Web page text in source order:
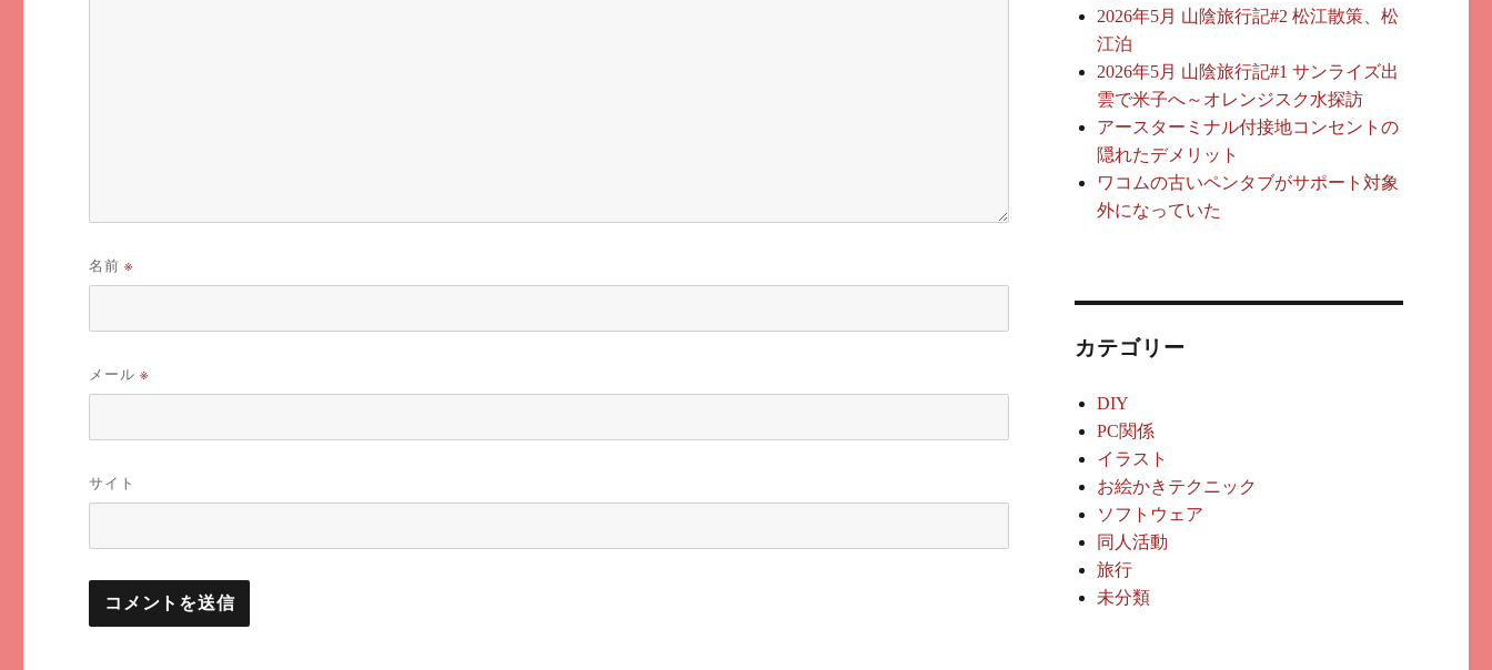
名前※
メール※
サイト
2026年5月 山陰旅行記#2 松江散策、松
江泊
2026年5月 山陰旅行記#1 サンライズ出
雲で米子へ～オレンジスク水探訪
アースターミナル付接地コンセントの
隠れたデメリット
ワコムの古いペンタブがサポート対象
外になっていた
カテゴリー
DIY
PC関係
イラスト
お絵かきテクニック
ソフトウェア
同人活動
旅行
未分類